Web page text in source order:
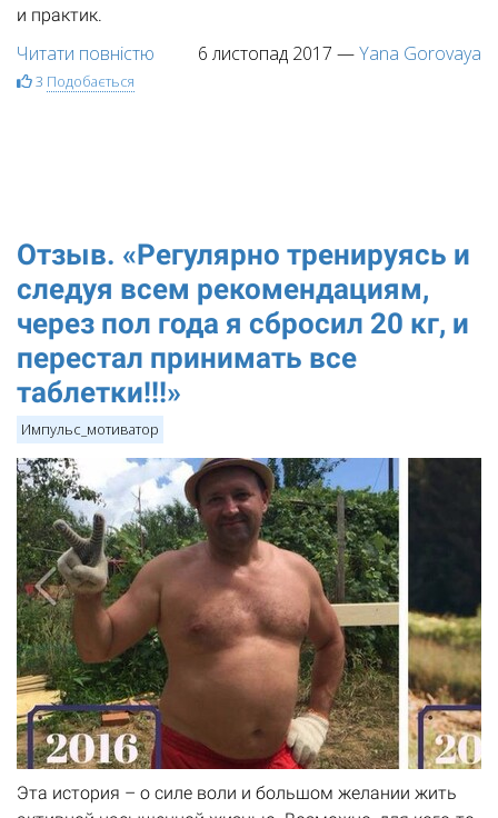
и практик.
Читати повністю 6 листопад 2017 —Yana Gorovaya
3 Подобається
Отзыв. «Регулярно тренируясь и
следуя всем рекомендациям,
через пол года я сбросил 20 кг, и
перестал принимать все
таблетки!!!»
Импульс_мотиватор
Эта история – о силе воли и большом желании жить